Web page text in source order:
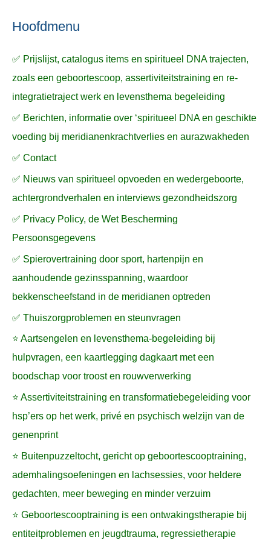
na
r
:
Hoofdmenu
✅ Prijslijst, catalogus items en spiritueel DNA trajecten,
zoals een geboortescoop, assertiviteitstraining en re-
integratietraject werk en levensthema begeleiding
✅ Berichten, informatie over ‘spiritueel DNA en geschikte
voeding bij meridianenkrachtverlies en aurazwakheden
✅ Contact
✅ Nieuws van spiritueel opvoeden en wedergeboorte,
achtergrondverhalen en interviews gezondheidszorg
✅ Privacy Policy, de Wet Bescherming
Persoonsgegevens
✅ Spierovertraining door sport, hartenpijn en
aanhoudende gezinsspanning, waardoor
bekkenscheefstand in de meridianen optreden
✅ Thuiszorgproblemen en steunvragen
⭐ Aartsengelen en levensthema-begeleiding bij
hulpvragen, een kaartlegging dagkaart met een
boodschap voor troost en rouwverwerking
⭐ Assertiviteitstraining en transformatiebegeleiding voor
hsp’ers op het werk, privé en psychisch welzijn van de
genenprint
⭐ Buitenpuzzeltocht, gericht op geboortescooptraining,
ademhalingsoefeningen en lachsessies, voor heldere
gedachten, meer beweging en minder verzuim
⭐ Geboortescooptraining is een ontwakingstherapie bij
entiteitproblemen en jeugdtrauma, regressietherapie
n